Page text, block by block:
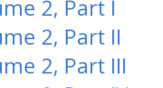
2, Part I
2, Part II
2, Part III